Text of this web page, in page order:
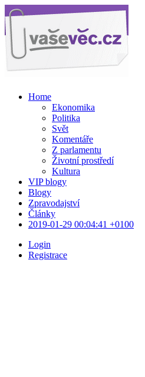
Home
Ekonomika
Politika
Svět
Komentáře
Z parlamentu
Životní prostředí
Kultura
VIP blogy
Blogy
Zpravodajství
Články
2019-01-29 00:04:41 +0100
Login
Registrace